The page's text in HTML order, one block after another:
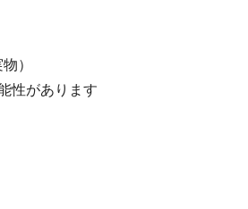
）
性があります